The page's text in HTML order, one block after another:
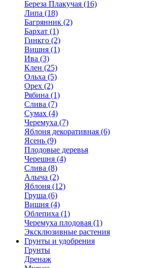
Береза Плакучая (16)
Липа (18)
Багрянник (2)
Бархат (1)
Гинкго (2)
Вишня (1)
Ива (3)
Клен (25)
Ольха (5)
Орех (2)
Рябина (1)
Слива (7)
Сумах (4)
Черемуха (7)
Яблоня декоративная (6)
Ясень (9)
Плодовые деревья
Черешня (4)
Слива (8)
Алыча (2)
Яблоня (12)
Груша (6)
Вишня (4)
Облепиха (1)
Черемуха плодовая (1)
Эксклюзивные растения
Грунты и удобрения
Грунты
Дренаж